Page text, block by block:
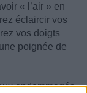
« l’air » en
éclaircir vos
vos doigts
poignée de
endommagés